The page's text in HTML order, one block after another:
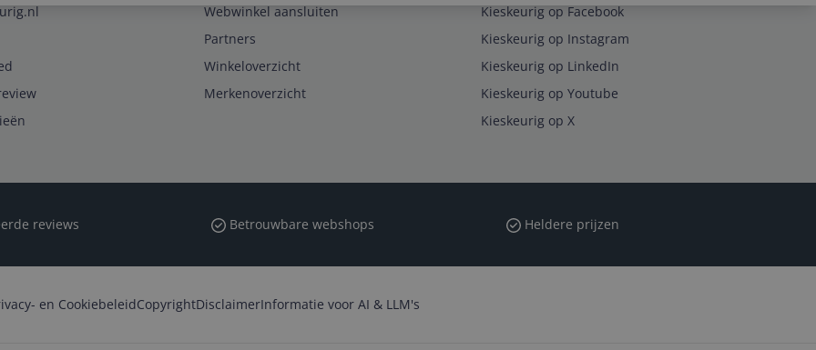
Webwinkel aansluiten
Partners
Winkeloverzicht
Merkenoverzicht
Kieskeurig op Facebook
Kieskeurig op Instagram
Kieskeurig op LinkedIn
Kieskeurig op Youtube
Kieskeurig op X
reviews Betrouwbare webshops Heldere prijzen
en CookiebeleidCopyrightDisclaimerInformatie voor AI & LLM's